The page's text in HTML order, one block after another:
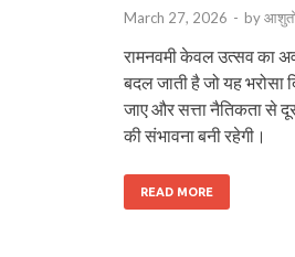
March 27, 2026 - by
रामनवमी केवल उत्सव का
बदल जाती है जो यह भरोसा
जाए और सत्ता नैतिकता से
की संभावना बनी रहेगी।
READ MORE